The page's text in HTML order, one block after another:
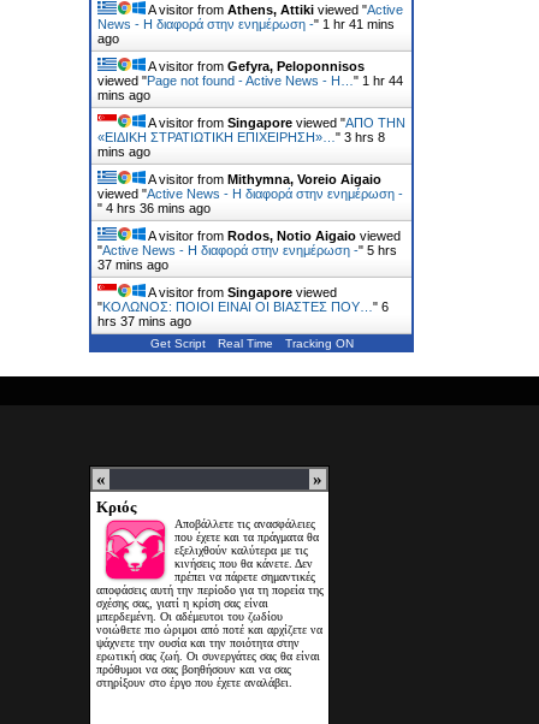
A visitor from Athens, Attiki viewed "Active
News - Η διαφορά στην ενημέρωση -" 1 hr 41 mins
ago
A visitor from Gefyra, Peloponnisos
viewed "Page not found - Active News - Η… " 1 hr 44
mins ago
A visitor from Singapore viewed "ΑΠΟ ΤΗΝ
«ΕΙΔΙΚΗ ΣΤΡΑΤΙΩΤΙΚΗ ΕΠΙΧΕΙΡΗΣΗ»… " 3 hrs 8
mins ago
A visitor from Mithymna, Voreio Aigaio
viewed "Active News - Η διαφορά στην ενημέρωση -
" 4 hrs 36 mins ago
A visitor from Rodos, Notio Aigaio viewed
"Active News - Η διαφορά στην ενημέρωση -" 5 hrs
37 mins ago
A visitor from Singapore viewed
"ΚΟΛΩΝΟΣ: ΠΟΙΟΙ ΕΙΝΑΙ ΟΙ ΒΙΑΣΤΕΣ ΠΟΥ… " 6
hrs 37 mins ago
Get Script Real Time Tracking ON